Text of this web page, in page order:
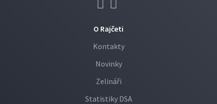
O Rajčeti
Kontakty
Novinky
Zelináři
Statistiky DSA